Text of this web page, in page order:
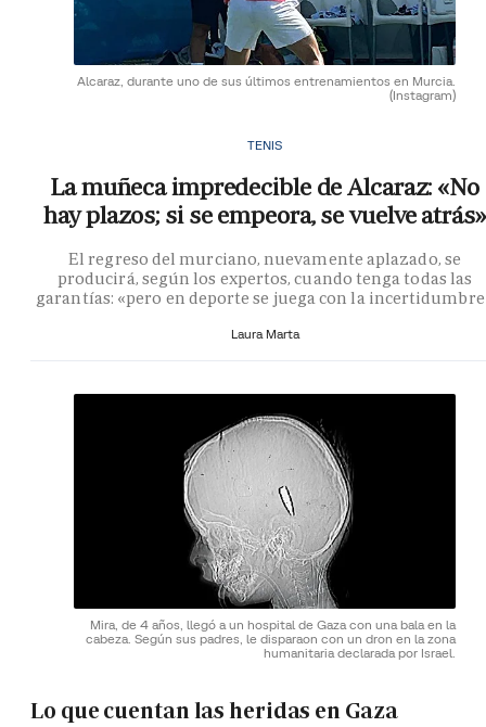
Alcaraz, durante uno de sus últimos entrenamientos en Murcia.
(Instagram)
TENIS
La muñeca impredecible de Alcaraz: «No
hay plazos; si se empeora, se vuelve atrás»
El regreso del murciano, nuevamente aplazado, se
producirá, según los expertos, cuando tenga todas las
garantías: «pero en deporte se juega con la
Laura Marta
Mira, de 4 años, llegó a un hospital de Gaza con una bala en la
cabeza. Según sus padres, le disparaon con un dron en la zona
humanitaria declarada por Israel.
Lo que cuentan las heridas en Gaza